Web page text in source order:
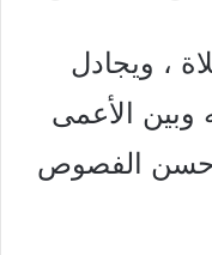
، ويجادل
وبين الأعمى
حسن الفصوص